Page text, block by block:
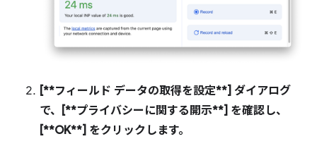
[**フィールド データの取得を設定**] ダイアログ
で、[**プライバシーに関する開示**] を確認し、
[**OK**] をクリックします。